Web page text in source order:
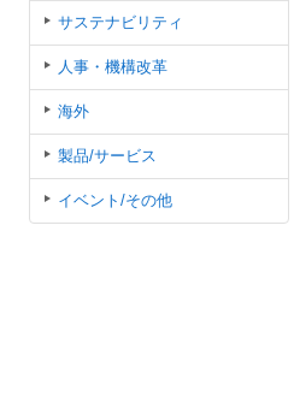
サステナビリティ
人事・機構改革
海外
製品/サービス
イベント/その他